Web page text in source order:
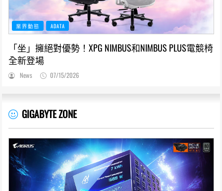
業界動態 ADATA
「坐」擁絕對優勢！XPG NIMBUS和NIMBUS PLUS電競椅
全新登場
News 07/15/2026
GIGABYTE ZONE